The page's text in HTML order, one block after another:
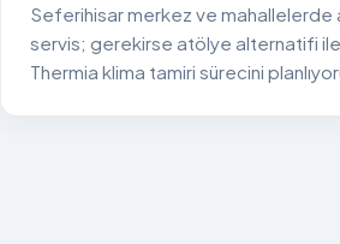
Seferihisar merkez ve mahallelerde
servis; gerekirse atölye alternatifi
Thermia klima tamiri sürecini